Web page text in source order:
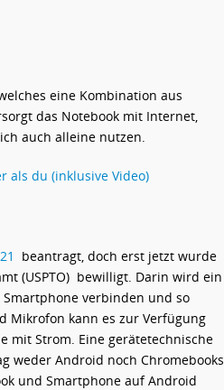
eine Kombination aus
das Notebook mit Internet,
auch alleine nutzen.
als du (inklusive Video)
beantragt, doch erst jetzt wurde
(USPTO) bewilligt. Darin wird ein
verbinden und so
Mikrofon kann es zur Verfügung
mit Strom. Eine gerätetechnische
weder Android noch Chromebooks
und Smartphone auf Android